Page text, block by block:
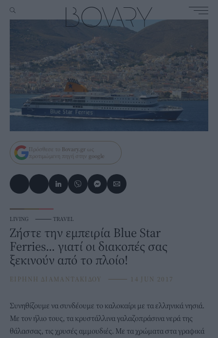
Πρόσθεσε το Bovary.gr ως
προτιμώμενη πηγή στην google
LIVING ⸻ TRAVEL
Ζήστε την εμπειρία Blue Star
Ferries… γιατί οι διακοπές σας
ξεκινούν από το πλοίο!
ΕΙΡΗΝΗ ΔΙΑΜΑΝΤΑΚΙΔΟΥ ⸻ 14 JUN 2017
Συνηθίζουμε να συνδέουμε το καλοκαίρι με τα ελληνικά νησιά.
Με τον ήλιο τους, τα κρυστάλλινα γαλαζοπράσινα νερά της
θάλασσας, τις χρυσές αμμουδιές. Με τα χρώματα στα γραφικά